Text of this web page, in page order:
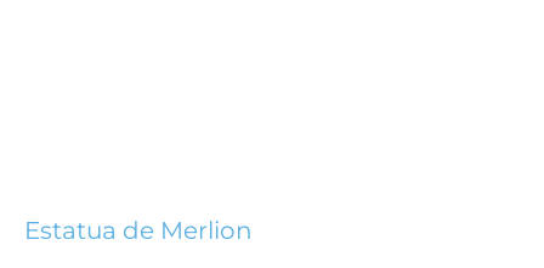
Estatua de Merlion